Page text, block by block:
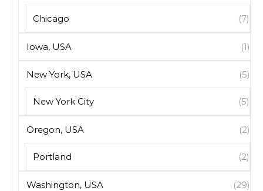
Chicago (7)
Iowa, USA (1)
New York, USA (5)
New York City (5)
Oregon, USA (2)
Portland (2)
Washington, USA (29)